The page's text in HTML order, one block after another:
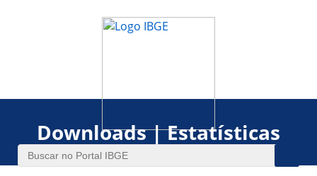
Downloads | Estatísticas